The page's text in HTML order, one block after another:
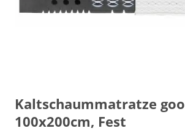
Kaltschaummatratze
100x200cm, Fest